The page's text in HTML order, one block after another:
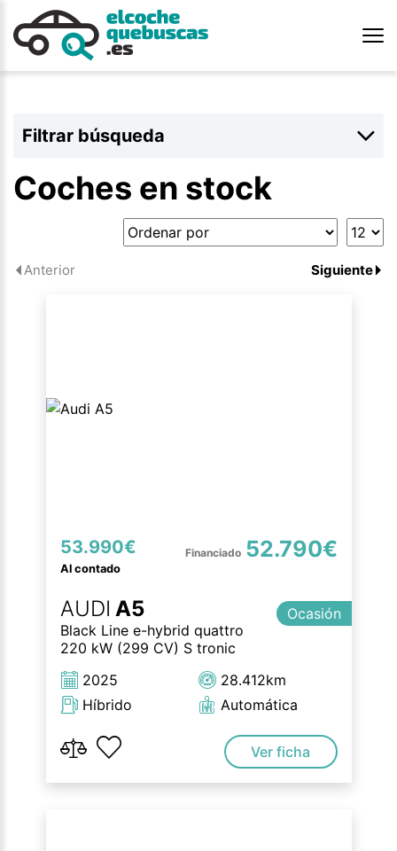
Filtrar búsqueda
Coches en stock
Anterior Siguiente
53.990€
Al contado
52.790€
AUDI A5
Black Line e-hybrid quattro
220 kW (299 CV) S tronic
Ocasión
2025
Híbrido
28.412km
Automática
Ver ficha